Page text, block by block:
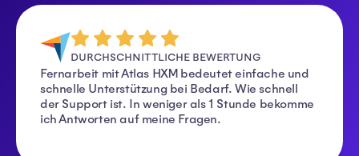
DURCHSCHNITTLICHE BEWERTUNG
Fernarbeit mit Atlas HXM bedeutet einfache und
schnelle Unterstützung bei Bedarf. Wie schnell
der Support ist. In weniger als 1 Stunde bekomme
ich Antworten auf meine Fragen.